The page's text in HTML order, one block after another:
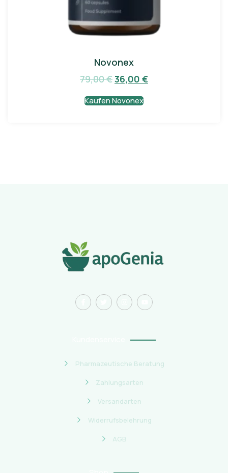
Novonex
79,00€36,00 €
Kaufen Novonex
Pharmazeutische Beratung
Zahlungsarten
Versandarten
Widerrufsbelehrung
AGB